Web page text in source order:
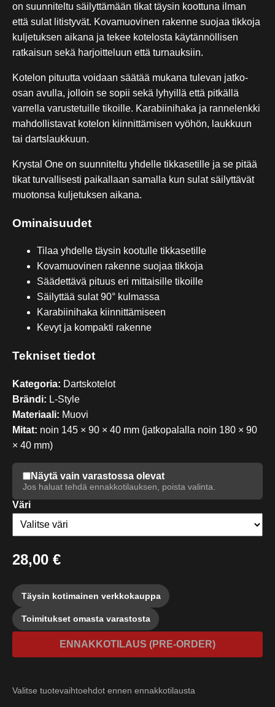
on suunniteltu säilyttämään tikat täysin koottuna ilman
että sulat litistyvät. Kovamuovinen rakenne suojaa tikkoja
kuljetuksen aikana ja tekee kotelosta käytännöllisen
ratkaisun sekä harjoitteluun että turnauksiin.
Kotelon pituutta voidaan säätää mukana tulevan jatko-
osan avulla, jolloin se sopii sekä lyhyillä että pitkällä
varrella varustetuille tikoille. Karabiinihaka ja rannelenkki
mahdollistavat kotelon kiinnittämisen vyöhön, laukkuun
tai dartslaukkuun.
Krystal One on suunniteltu yhdelle tikkasetille ja se pitää
tikat turvallisesti paikallaan samalla kun sulat säilyttävät
muotonsa kuljetuksen aikana.
Ominaisuudet
Tilaa yhdelle täysin kootulle tikkasetille
Kovamuovinen rakenne suojaa tikkoja
Säädettävä pituus eri mittaisille tikoille
Säilyttää sulat 90° kulmassa
Karabiinihaka kiinnittämiseen
Kevyt ja kompakti rakenne
Tekniset tiedot
Kategoria: Dartskotelot
Brändi: L-Style
Materiaali: Muovi
Mitat: noin 145 × 90 × 40 mm (jatkopalalla noin 180 × 90
× 40 mm)
Näytä vain varastossa olevat
Jos haluat tehdä ennakkotilauksen, poista valinta.
Väri
28,00 €
Täysin kotimainen verkkokauppa
Toimitukset omasta varastosta
ENNAKKOTILAUS (PRE-ORDER)
Valitse tuotevaihtoehdot ennen ennakkotilausta